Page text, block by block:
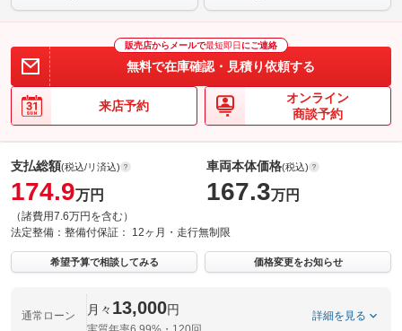
販売店からメールで最短即日 にご連絡
無料で在庫確認・見積り依頼する
来店予約
オンライン
商談予約
支払総額(税込/リ済込)
174.9万円
（諸費用7.6万円を含む）
車両本体価格(税込)
167.3万円
法定整備： 整備付保証： 12ヶ月・走行無制限
希望予算で相談してみる 価格変更をお知らせ
通常ローン 月々 13,000円 詳細を見る